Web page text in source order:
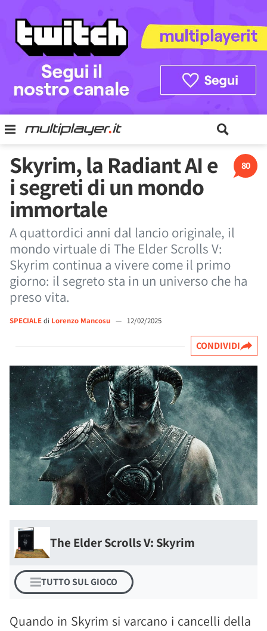
80
Skyrim, la Radiant AI e
i segreti di un mondo
immortale
A quattordici anni dal lancio originale, il
mondo virtuale di The Elder Scrolls V:
Skyrim continua a vivere come il primo
giorno: il segreto sta in un universo che ha
preso vita.
SPECIALEdi Lorenzo Mancosu — 12/02/2025
CONDIVIDI
The Elder Scrolls V: Skyrim
TUTTO SUL GIOCO
Quando in Skyrim si varcano i cancelli della